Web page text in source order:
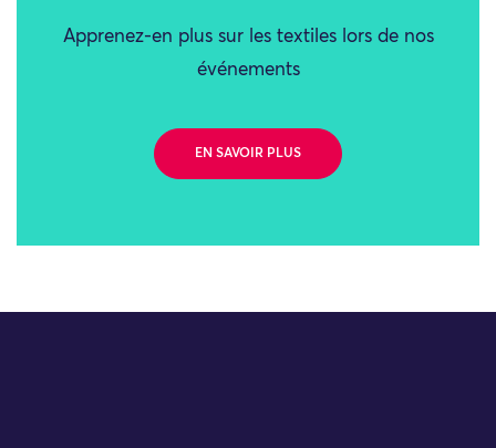
Apprenez-en plus sur les textiles lors de nos
événements
EN SAVOIR PLUS